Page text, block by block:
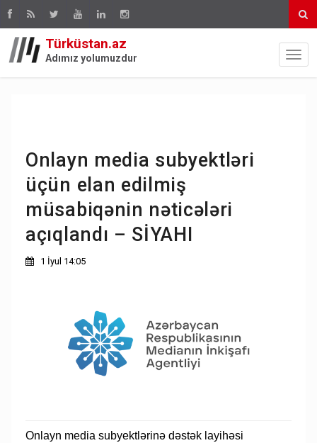
Türküstan.az
Adımız yolumuzdur
Onlayn media subyektləri
üçün elan edilmiş
müsabiqənin nəticələri
açıqlandı – SİYAHI
1 İyul 14:05
Onlayn media subyektlərinə dəstək layihəsi